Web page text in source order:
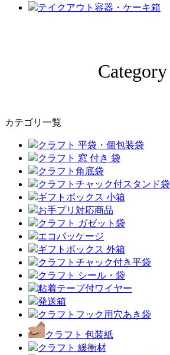
テイクアウト容器・ケーキ箱
Category
カテゴリ一覧
クラフト 平袋・個包装袋
クラフト 窓 付き 袋
クラフト角底袋
クラフトチャック付スタンド袋
ギフトボックス 小箱
お手プリ対応商品
クラフト ガゼット袋
エコパッケージ
ギフトボックス 外箱
クラフトチャック付き平袋
クラフト シール・袋
粘着テープ付ワイヤー
発送箱
クラフトフック用穴あき袋
クラフト 包装紙
クラフト 緩衝材